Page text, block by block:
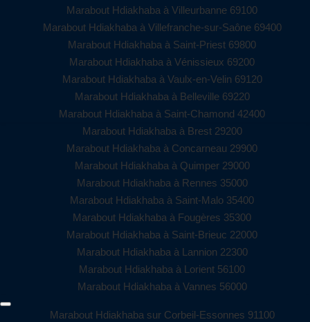
Marabout Hdiakhaba à Villeurbanne 69100
Marabout Hdiakhaba à Villefranche-sur-Saône 69400
Marabout Hdiakhaba à Saint-Priest 69800
Marabout Hdiakhaba à Vénissieux 69200
Marabout Hdiakhaba à Vaulx-en-Velin 69120
Marabout Hdiakhaba à Belleville 69220
Marabout Hdiakhaba à Saint-Chamond 42400
Marabout Hdiakhaba à Brest 29200
Marabout Hdiakhaba à Concarneau 29900
Marabout Hdiakhaba à Quimper 29000
Marabout Hdiakhaba à Rennes 35000
Marabout Hdiakhaba à Saint-Malo 35400
Marabout Hdiakhaba à Fougères 35300
Marabout Hdiakhaba à Saint-Brieuc 22000
Marabout Hdiakhaba à Lannion 22300
Marabout Hdiakhaba à Lorient 56100
Marabout Hdiakhaba à Vannes 56000
Marabout Hdiakhaba sur Corbeil-Essonnes 91100